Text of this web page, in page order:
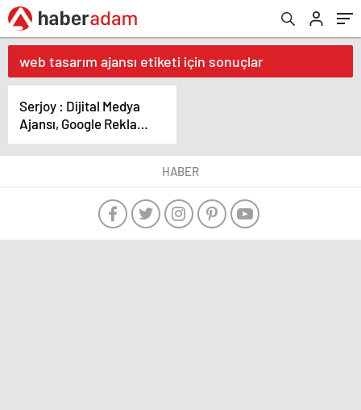
web tasarım ajansı etiketi için sonuçlar
Serjoy : Dijital Medya
Ajansı, Google Reklam
Ajansı, SEO Ajansı ve
Web Tasarım Ajansı
HABER